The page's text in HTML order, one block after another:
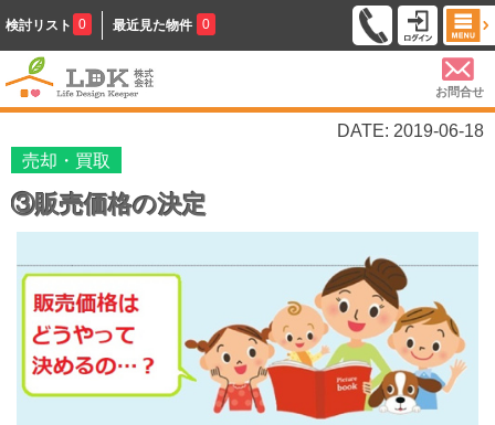
検討リスト 0 最近見た物件 0
お問合せ
DATE: 2019-06-18
売却・買取
③販売価格の決定